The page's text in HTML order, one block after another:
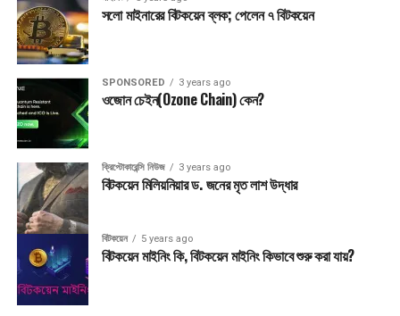
সলো মাইনারের বিটকয়েন ব্লক; পেলেন ৭ বিটকয়েন
SPONSORED 3 years ago
ওজোন চেইন(Ozone Chain) কেন?
ক্রিপ্টোকারেন্সি নিউজ 3 years ago
বিটকয়েন মিলিয়নিয়ার ড. জনের মৃত লাশ উদ্ধার
বিটকয়েন 5 years ago
বিটকয়েন মাইনিং কি, বিটকয়েন মাইনিং কিভাবে শুরু করা যায়?